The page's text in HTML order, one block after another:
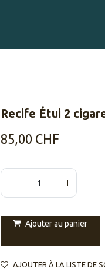
Recife Étui 2
85,00 CHF
Ajouter au panier
AJOUTER À LA LISTE DE